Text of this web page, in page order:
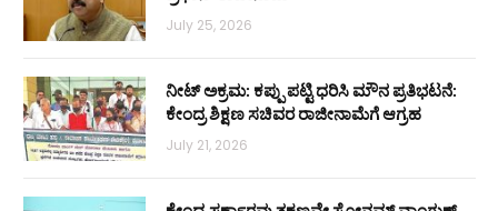
July 25, 2026
ನೀಟ್ ಅಕ್ರಮ: ಕಪ್ಪು ಪಟ್ಟಿ ಧರಿಸಿ ಮೌನ ಪ್ರತಿಭಟನೆ:
ಕೇಂದ್ರ ಶಿಕ್ಷಣ ಸಚಿವರ ರಾಜೀನಾಮೆಗೆ ಆಗ್ರಹ
July 21, 2026